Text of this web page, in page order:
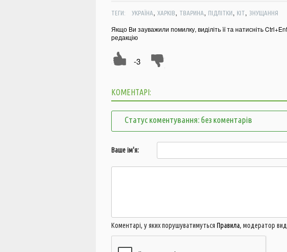
ТЕГИ: УКРАЇНА, ХАРКІВ, ТВАРИНА, ПІДЛІТКИ, КІТ, ЗНУЩАННЯ
Якщо Ви зауважили помилку, виділіть її та натисніть
редакцію
-3
КОМЕНТАРІ:
Статус коментування: без коментарів
Ваше ім'я:
Коментарі, у яких порушуватимуться Правила, модератор